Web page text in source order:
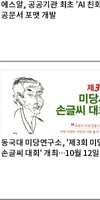
에스알, 공공기관 최초 'AI 친
공문서 포맷 개발
동국대 미당연구소, '제3회 미
손글씨 대회' 개최…10월 12